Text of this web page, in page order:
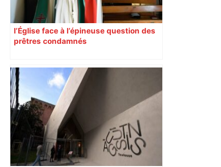
l’Église face à l’épineuse question des
prêtres condamnés